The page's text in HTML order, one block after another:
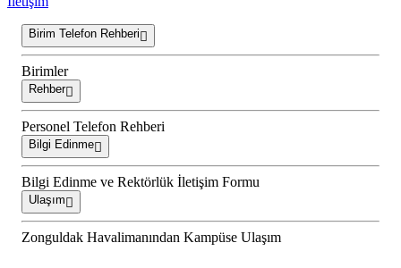
Birim Telefon Rehberi
Birimler
Rehber
Personel Telefon Rehberi
Bilgi Edinme
Bilgi Edinme ve Rektörlük İletişim Formu
Ulaşım
Zonguldak Havalimanından Kampüse Ulaşım